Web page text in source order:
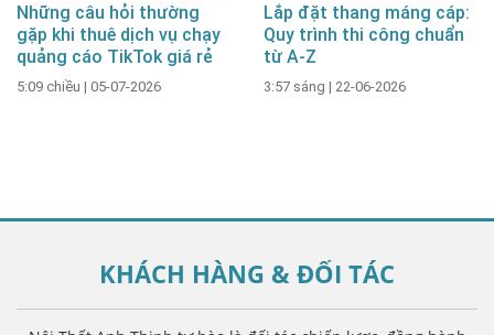
Những câu hỏi thường
gặp khi thuê dịch vụ chạy
quảng cáo TikTok giá rẻ
5:09 chiều | 05-07-2026
Lắp đặt thang máng cáp:
Quy trình thi công chuẩn
từ A-Z
3:57 sáng | 22-06-2026
KHÁCH HÀNG &ĐỐI TÁC